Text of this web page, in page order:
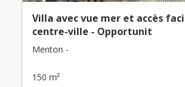
Villa avec vue mer et accès
centre-ville - Opportunit
Menton -
150 m²